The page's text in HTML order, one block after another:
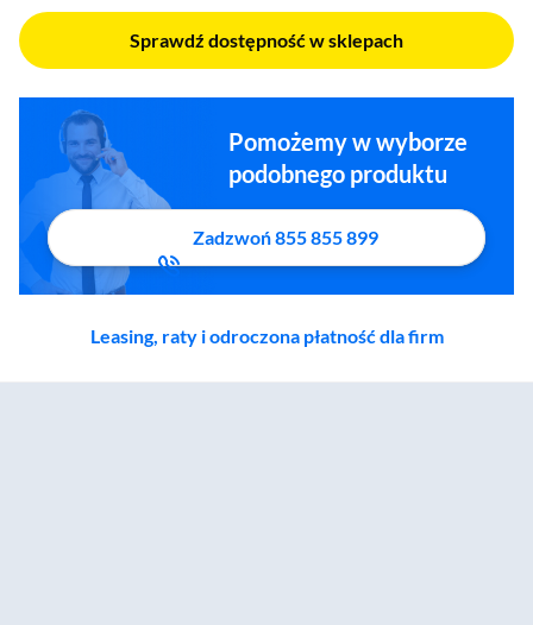
Sprawdź dostępność w sklepach
Pomożemy w wyborze
podobnego produktu
Zadzwoń 855 855 899
Leasing, raty i odroczona płatność dla firm